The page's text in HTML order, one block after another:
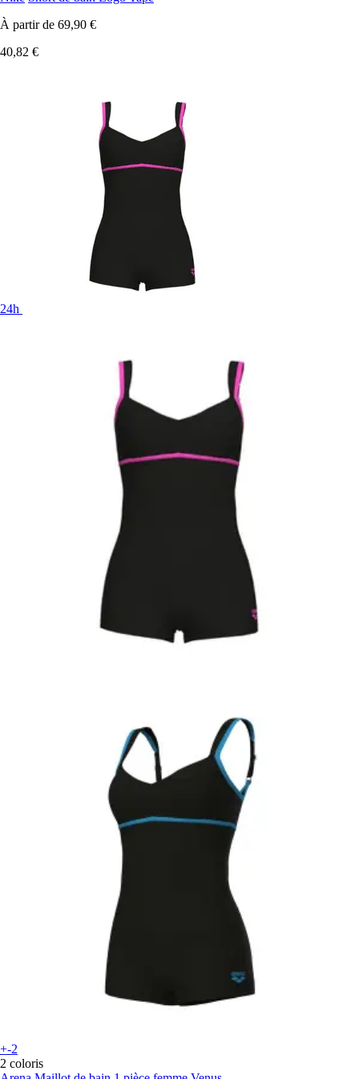
À partir de 69,90 €
40,82 €
24h
+-2
2 coloris